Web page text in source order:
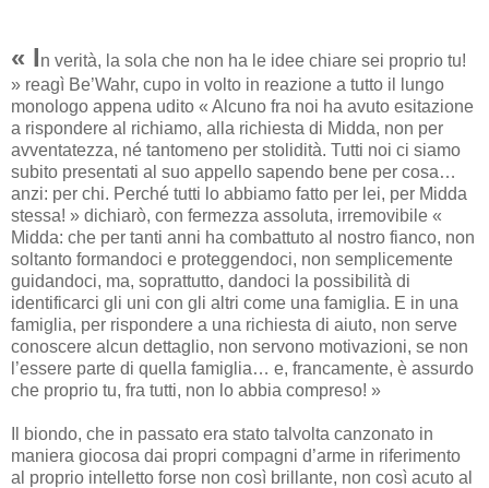
« In verità, la sola che non ha le idee chiare sei proprio tu!
» reagì Be’Wahr, cupo in volto in reazione a tutto il lungo
monologo appena udito « Alcuno fra noi ha avuto esitazione
a rispondere al richiamo, alla richiesta di Midda, non per
avventatezza, né tantomeno per stolidità. Tutti noi ci siamo
subito presentati al suo appello sapendo bene per cosa…
anzi: per chi. Perché tutti lo abbiamo fatto per lei, per Midda
stessa! » dichiarò, con fermezza assoluta, irremovibile «
Midda: che per tanti anni ha combattuto al nostro fianco, non
soltanto formandoci e proteggendoci, non semplicemente
guidandoci, ma, soprattutto, dandoci la possibilità di
identificarci gli uni con gli altri come una famiglia. E in una
famiglia, per rispondere a una richiesta di aiuto, non serve
conoscere alcun dettaglio, non servono motivazioni, se non
l’essere parte di quella famiglia… e, francamente, è assurdo
che proprio tu, fra tutti, non lo abbia compreso! »
Il biondo, che in passato era stato talvolta canzonato in
maniera giocosa dai propri compagni d’arme in riferimento
al proprio intelletto forse non così brillante, non così acuto al